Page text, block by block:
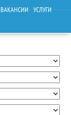
ВАКАНСИИ УСЛУГИ